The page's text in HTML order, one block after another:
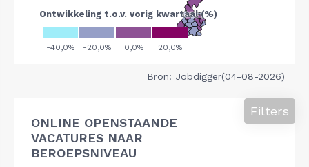
Bron: Jobdigger(04-08-2026)
ONLINE OPENSTAANDE
VACATURES NAAR
BEROEPSNIVEAU
Filters